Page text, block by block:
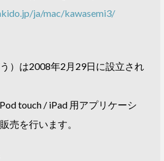
ja/mac/kawasemi3/
）は2008年2月29日に設立され
touch / iPad 用アプリケーシ
売を行います。